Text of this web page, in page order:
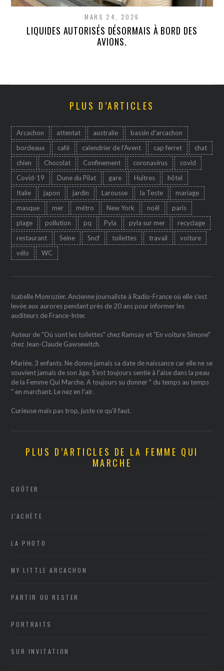
MARS 24, 2026
LIQUIDES AUTORISÉS DÉSORMAIS À BORD DES
AVIONS.
PLUS D’ARTICLES
Arcachon attentat australie
bassin d'arcachon
bordeaux
café calendrier de l'Avent cap ferret
chat
chien
Chocolat Confinement coronavirus
covid
Covid-19
Dune du Pilat gare Huîtres
hôtel
Italie
japon jardin Larousse la Teste
mariage
masque
mer métro New York noêl
paris
plage
pollution pq Pyla pyla sur mer
recyclage
restaurant
Seine Sncf toilettes travail
voiture
vélo
WC
Isabelle Monrozier. Ancienne journaliste à Radio-France où elle s'est
levée aux aurores pendant près de 20 ans pour informer les
auditeurs de France-Inter.
Auteur de "Où sont les toilettes" chez Ramsay et "En voiture Simone"
chez Jean-Claude Gawsewitch.
Mariée, 3 enfants. Ne donne jamais sa date de naissance car elle ne se
souvient jamais de son âge. S'est toujours sentie à l'aise dans la peau
de la Femme Qui Marche. A toujours su donner " du temps au temps
" en marchant. Le nez en l'air.
Curieuse mais pas trop, juste ce qu'il faut.
PLUS D’ARTICLES DE LA FEMME QUI
MARCHE
GOÛTER
J'ACHÈTE
LA PHOTO
MY LITTLE ARCACHON
PARTIR OU RESTER
PORTRAITS
SUR INVITATION